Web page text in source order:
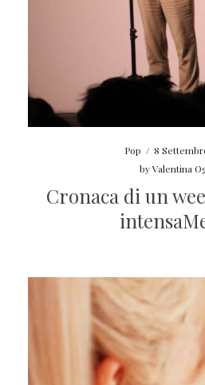
Pop / 8
byValentina
Cronaca di un